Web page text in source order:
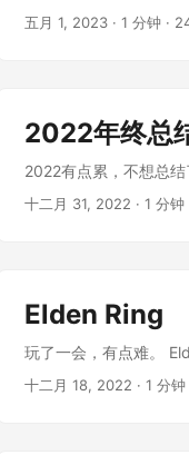
五月 1, 2023 · 1 分钟 ·
2022年终总
2022有点累，不想总结
十二月 31, 2022 · 1 分钟
Elden Ring
玩了一会，有点难。
十二月 18, 2022 · 1 分钟